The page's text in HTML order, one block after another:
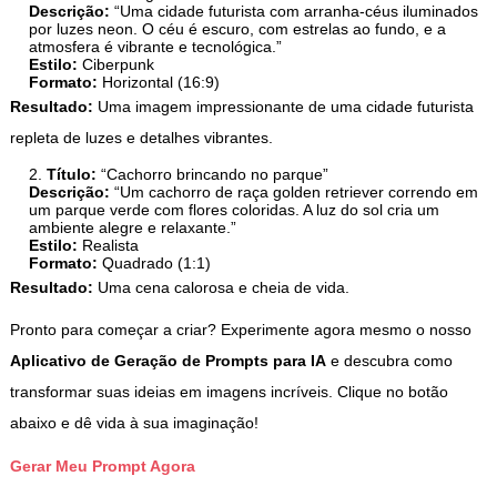
Descrição: “Uma cidade futurista com arranha-céus iluminados
por luzes neon. O céu é escuro, com estrelas ao fundo, e a
atmosfera é vibrante e tecnológica.”
Estilo: Ciberpunk
Formato: Horizontal (16:9)
Resultado: Uma imagem impressionante de uma cidade futurista
repleta de luzes e detalhes vibrantes.
Título: “Cachorro brincando no parque”
Descrição: “Um cachorro de raça golden retriever correndo em
um parque verde com flores coloridas. A luz do sol cria um
ambiente alegre e relaxante.”
Estilo: Realista
Formato: Quadrado (1:1)
Resultado: Uma cena calorosa e cheia de vida.
Pronto para começar a criar? Experimente agora mesmo o nosso
Aplicativo de Geração de Prompts para IAe descubra como
transformar suas ideias em imagens incríveis. Clique no botão
abaixo e dê vida à sua imaginação!
Gerar Meu Prompt Agora